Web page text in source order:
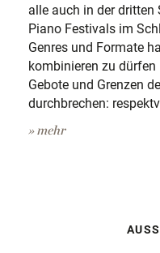
alle auch in der dritten
Piano Festivals im
Genres und Formate
kombinieren zu
Gebote und Grenzen
durchbrechen:
» mehr